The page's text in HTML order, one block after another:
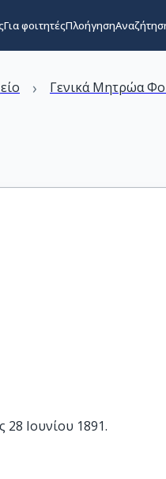
Για φοιτητέςΠλοήγηση
› Γενικά Μητρώα
Ιουνίου 1891.